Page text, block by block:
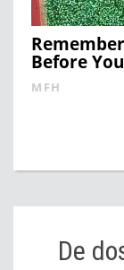
Before
MFH
De